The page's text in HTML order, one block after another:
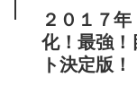
２０１７
化！最強！
ト決定版！